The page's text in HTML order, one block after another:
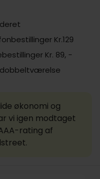
Kr.129
Kr. 89, -
dobbeltværelse
økonomi og
vi igen modtaget
rating af